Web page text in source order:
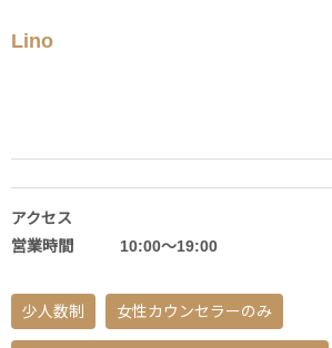
Lino
アクセス
営業時間 10:00〜19:00
少人数制 女性カウンセラーのみ